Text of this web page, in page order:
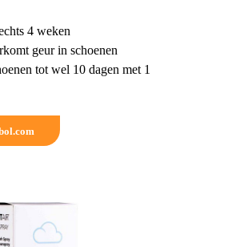
4 weken
geur in schoenen
tot wel 10 dagen met 1